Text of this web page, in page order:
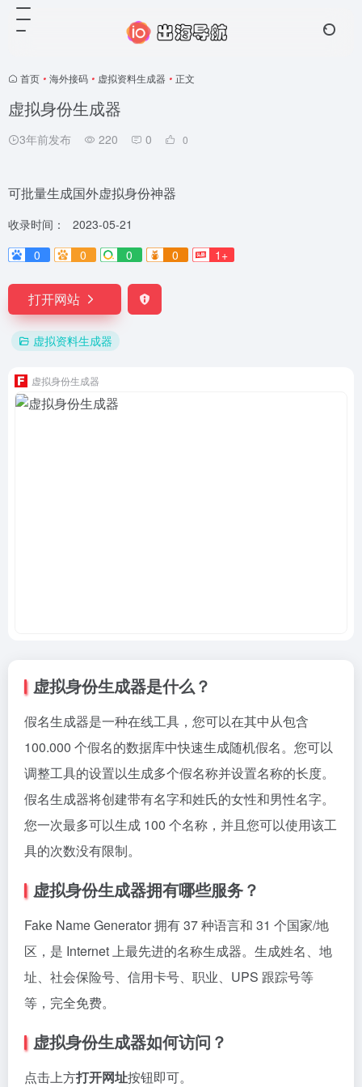
首页 • 海外接码 • 虚拟资料生成器 • 正文
虚拟身份生成器
3年前发布 220 0 0
可批量生成国外虚拟身份神器
收录时间：
2023-05-21
0
0 0 0 1+
打开网站
虚拟资料生成器
虚拟身份生成器
虚拟身份生成器是什么？
假名生成器是一种在线工具，您可以在其中从包含
100.000 个假名的数据库中快速生成随机假名。您可以
调整工具的设置以生成多个假名称并设置名称的长度。
假名生成器将创建带有名字和姓氏的女性和男性名字。
您一次最多可以生成 100 个名称，并且您可以使用该工
具的次数没有限制。
虚拟身份生成器拥有哪些服务？
Fake Name Generator 拥有 37 种语言和 31 个国家/地
区，是 Internet 上最先进的名称生成器。生成姓名、地
址、社会保险号、信用卡号、职业、UPS 跟踪号等
等，完全免费。
虚拟身份生成器如何访问？
点击上方打开网址按钮即可。